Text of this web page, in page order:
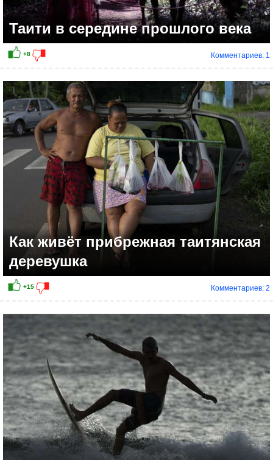
Таити в середине прошлого века
+8
Комментариев: 1
Как живёт прибрежная таитянская
деревушка
Комментариев: 2